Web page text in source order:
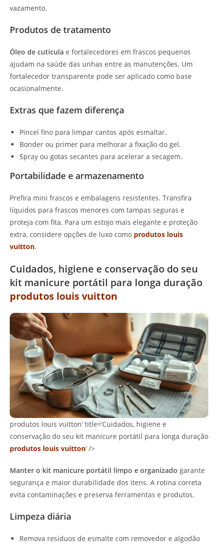
vazamento.
Produtos de tratamento
Óleo de cutícula e fortalecedores em frascos pequenos
ajudam na saúde das unhas entre as manutenções. Um
fortalecedor transparente pode ser aplicado como base
ocasionalmente.
Extras que fazem diferença
Pincel fino para limpar cantos após esmaltar.
Bonder ou primer para melhorar a fixação do gel.
Spray ou gotas secantes para acelerar a secagem.
Portabilidade e armazenamento
Prefira mini frascos e embalagens resistentes. Transfira
líquidos para frascos menores com tampas seguras e
proteja com fita. Para um estojo mais elegante e proteção
extra, considere opções de luxo como produtos louis
vuitton.
Cuidados, higiene e conservação do seu
kit manicure portátil para longa duração
produtos louis vuitton
produtos louis vuitton‘ title=’Cuidados, higiene e
conservação do seu kit manicure portátil para longa duração
produtos louis vuitton‘ />
Manter o kit manicure portátil limpo e organizado garante
segurança e maior durabilidade dos itens. A rotina correta
evita contaminações e preserva ferramentas e produtos.
Limpeza diária
Remova resíduos de esmalte com removedor e algodão